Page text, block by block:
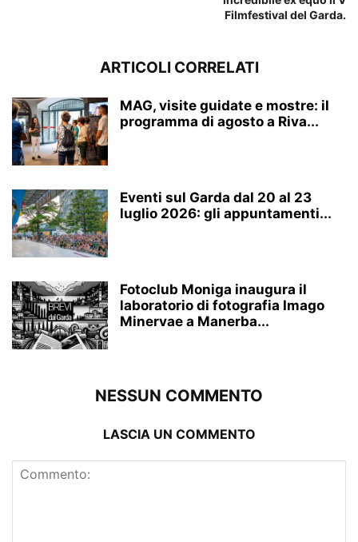
Filmfestival del Garda.
ARTICOLI CORRELATI
MAG, visite guidate e mostre: il
programma di agosto a Riva...
Eventi sul Garda dal 20 al 23
luglio 2026: gli appuntamenti...
Fotoclub Moniga inaugura il
laboratorio di fotografia Imago
Minervae a Manerba...
NESSUN COMMENTO
LASCIA UN COMMENTO